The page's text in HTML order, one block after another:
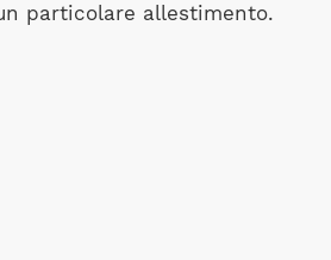
particolare allestimento.